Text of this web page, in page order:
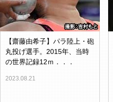
【齋藤由希子】パラ陸上・砲
丸投げ選手。2015年、当時
の世界記録12ｍ．．．
2023.08.21